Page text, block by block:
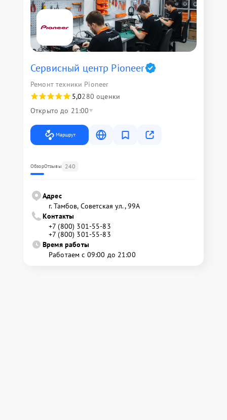
Сервисный центр Pioneer
Ремонт техники Pioneer
5,0280 оценки
Открыто до 21:00
Маршрут
ОбзорОтзывы 240
Адрес
г. Тамбов, Советская ул., 99А
Контакты
+7 (800) 301-55-83
+7 (800) 301-55-83
Время работы
Работаем с 09:00 до 21:00